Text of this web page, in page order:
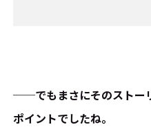
──でもまさにそのストー
ポイントでしたね。